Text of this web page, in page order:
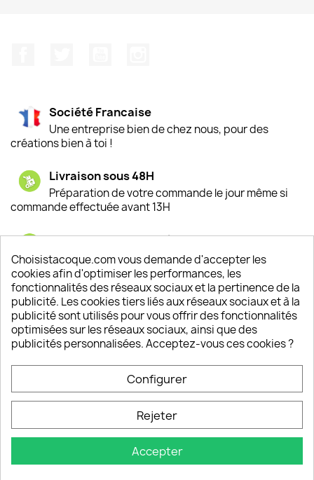
Société Francaise
Une entreprise bien de chez nous, pour des
créations bien à toi !
Livraison sous 48H
Préparation de votre commande le jour même si
commande effectuée avant 13H
Satisfaction de nos clients
Depuis 2009, entre 92% et 94% de nos clients
sont satisfaits de nos produits
Un SAV à votre écoute
Notre SAV est disponible 6/7J de 10h à 18H
Choisistacoque.com vous demande d'accepter les
cookies afin d'optimiser les performances, les
fonctionnalités des réseaux sociaux et la pertinence de la
publicité. Les cookies tiers liés aux réseaux sociaux et à la
publicité sont utilisés pour vous offrir des fonctionnalités
optimisées sur les réseaux sociaux, ainsi que des
publicités personnalisées. Acceptez-vous ces cookies ?
Configurer
Rejeter
Accepter